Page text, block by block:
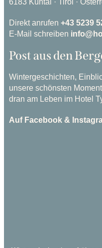
6183 Kühtai · Tirol ·
Direkt anrufen +43 5239
E-Mail schreiben
Post aus den
Wintergeschichten,
unsere schönsten
dran am Leben im Hotel
Auf Facebook &